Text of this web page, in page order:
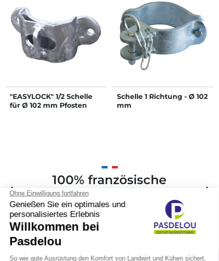
"EASYLOCK" 1/2 Schelle
für Ø 102 mm Pfosten
Schelle 1 Richtung - Ø 102
mm
Zurück
arrow_back
100% französische
Anfertigung und
Markennamen
Weiter
arrow_forward